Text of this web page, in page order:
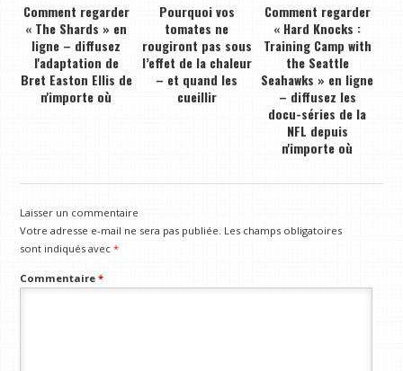
Comment regarder
« The Shards » en
ligne – diffusez
l'adaptation de
Bret Easton Ellis de
n'importe où
Pourquoi vos
tomates ne
rougiront pas sous
l’effet de la chaleur
– et quand les
cueillir
Comment regarder
« Hard Knocks :
Training Camp with
the Seattle
Seahawks » en ligne
– diffusez les
docu-séries de la
NFL depuis
n'importe où
Laisser un commentaire
Votre adresse e-mail ne sera pas publiée. Les champs obligatoires
sont indiqués avec*
Commentaire*